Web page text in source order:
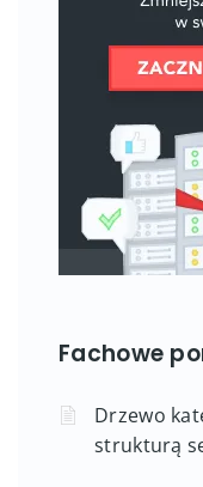
Fachowe
Drzewo
strukturą